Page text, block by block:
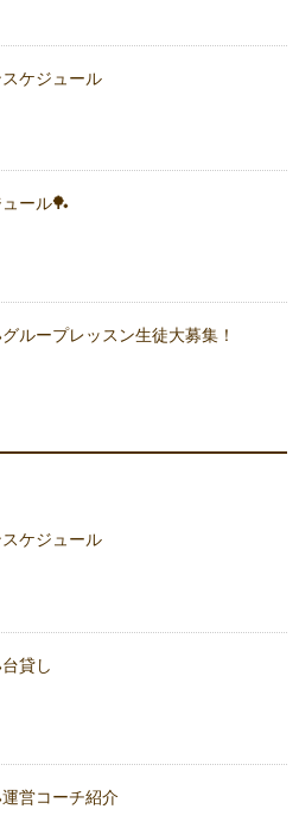
ケジュール
ール🏓
ループレッスン生徒大募集！
ケジュール
貸し
営コーチ紹介